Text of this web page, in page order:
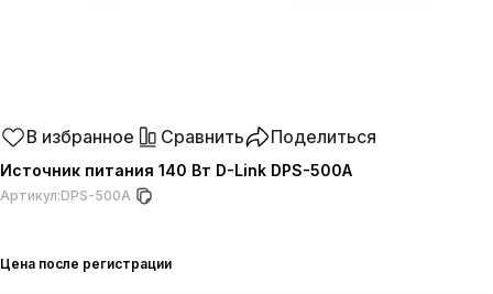
В избранное Сравнить Поделиться
Источник питания 140 Вт D-Link DPS-500A
Артикул:DPS-500A
Цена после регистрации